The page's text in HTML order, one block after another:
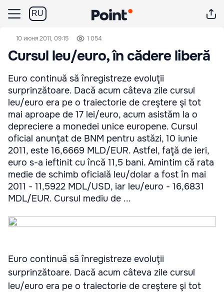
RU
10 июня 2011, 09:15 1 054
Cursul leu/euro, în cădere liberă
Euro continuă să înregistreze evoluţii
surprinzătoare. Dacă acum câteva zile cursul
leu/euro era pe o traiectorie de creştere şi tot
mai aproape de 17 lei/euro, acum asistăm la o
depreciere a monedei unice europene. Cursul
oficial anunţat de BNM pentru astăzi, 10 iunie
2011, este 16,6669 MLD/EUR. Astfel, faţă de ieri,
euro s-a ieftinit cu încă 11,5 bani. Amintim că rata
medie de schimb oficială leu/dolar a fost în mai
2011 - 11,5922 MDL/USD, iar leu/euro - 16,6831
MDL/EUR. Cursul mediu de ...
Euro continuă să înregistreze evoluţii
surprinzătoare. Dacă acum câteva zile cursul
leu/euro era pe o traiectorie de creştere şi tot